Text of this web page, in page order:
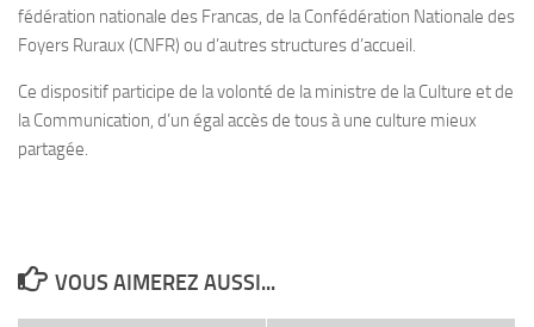
fédération nationale des Francas, de la Confédération Nationale des
Foyers Ruraux (CNFR) ou d’autres structures d’accueil.
Ce dispositif participe de la volonté de la ministre de la Culture et de
la Communication, d’un égal accès de tous à une culture mieux
partagée.
VOUS AIMEREZ AUSSI...